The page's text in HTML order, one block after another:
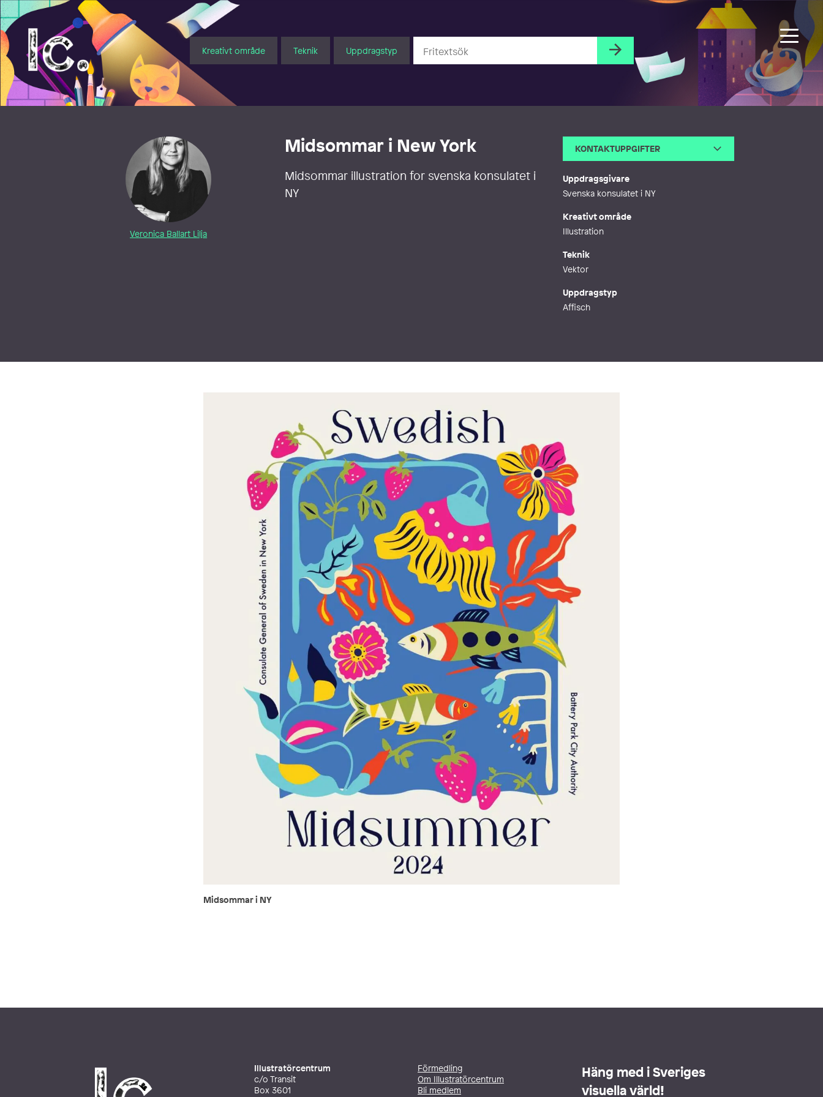
Illustratörcentrum
Kreativt område Teknik Uppdragstyp
Veronica Ballart Lilja
Midsommar i New York
Midsommar illustration for svenska konsulatet i
NY
KONTAKTUPPGIFTER
Webb http://www.veronicaballart.com
Uppdragsgivare
Svenska konsulatet i NY
Kreativt område
Illustration
Teknik
Vektor
Uppdragstyp
Affisch
Midsommar i NY
Illustratörcentrum
c/o Transit
Box 3601
Förmedling
Om Illustratörcentrum
Bli medlem
Häng med i Sveriges
visuella värld!